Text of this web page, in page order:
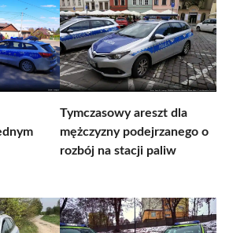
Tymczasowy areszt dla
mężczyzny podejrzanego o
rozbój na stacji paliw